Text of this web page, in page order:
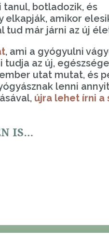
tanul, botladozik, és
amikor
tud már járni az új
, ami a gyógyulni
az új,
utat mutat, és
lenni
újra lehet írni a
IS…